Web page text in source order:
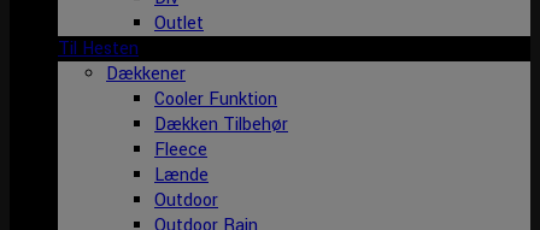
Outlet
Til Hesten
Dækkener
Cooler Funktion
Dækken Tilbehør
Fleece
Lænde
Outdoor